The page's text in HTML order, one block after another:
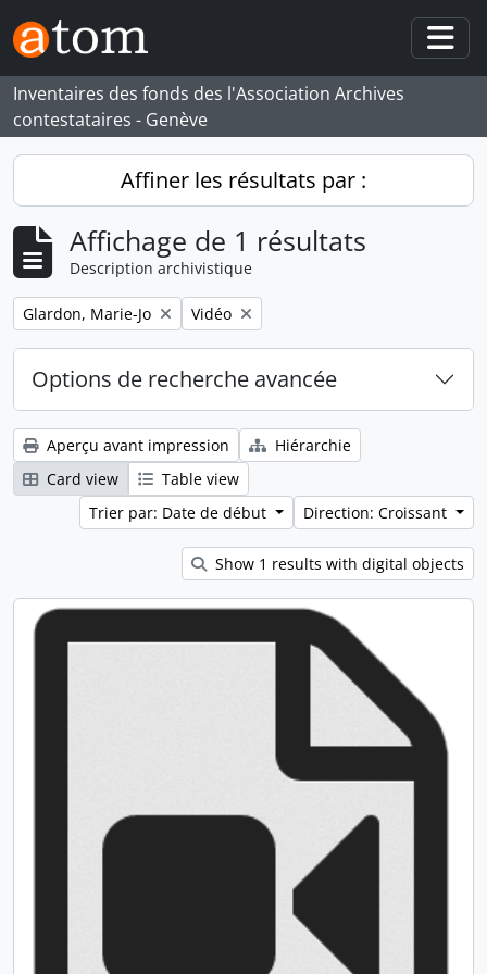
Skip to main content
Inventaires des fonds des l'Association Archives
contestataires - Genève
Affiner les résultats par :
Affichage de 1 résultats
Description archivistique
Remove filter:
Glardon, Marie-Jo Remove filter:
Vidéo
Options de recherche avancée
Aperçu avant impression
Hiérarchie
Card view
Table view
Trier par: Date de début
Direction: Croissant
Show 1 results with digital objects